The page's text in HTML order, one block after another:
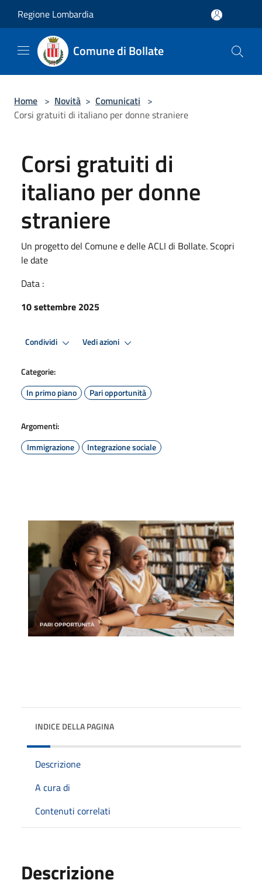
Regione Lombardia
Comune di Bollate
Home > Novità > Comunicati >
Corsi gratuiti di italiano per donne straniere
Corsi gratuiti di
italiano per donne
straniere
Un progetto del Comune e delle ACLI di Bollate. Scopri
le date
Data :
10 settembre 2025
Condividi Vedi azioni
Categorie:
In primo piano
Pari opportunità
Argomenti:
Immigrazione
Integrazione sociale
INDICE DELLA PAGINA
Descrizione
A cura di
Contenuti correlati
Descrizione